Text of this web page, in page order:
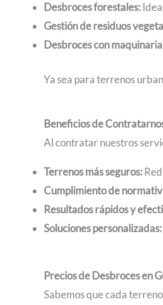
Desbroces forestales:
Gestión de residuos
Desbroces con
Ya sea para terrenos
Beneficios de
Al contratar nuestros
Terrenos más seguros:
Cumplimiento de
Resultados rápidos y
Soluciones personalizadas:
Precios de Desbroces en
Sabemos que cada